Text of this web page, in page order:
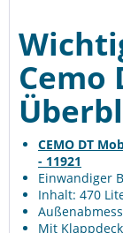
Cemo
CEMO DT
- 11921
Einwandiger
Inhalt: 470
Mit